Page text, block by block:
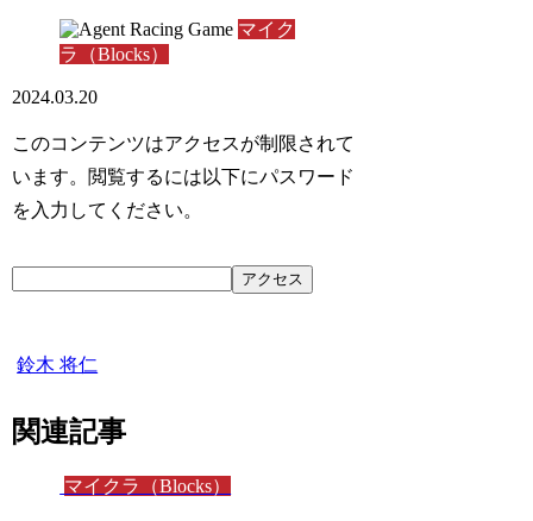
マイク
ラ（Blocks）
2024.03.20
このコンテンツはアクセスが制限されて
います。閲覧するには以下にパスワード
を入力してください。
鈴木 将仁
関連記事
マイクラ（Blocks）